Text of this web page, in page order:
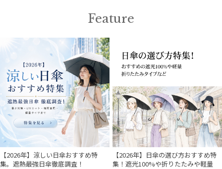
Feature
【2026年】涼しい日傘おすすめ特
集。遮熱最強日傘徹底調査！
【2026年】日傘の選び方おすすめ特
集！遮光100%や折りたたみや軽量